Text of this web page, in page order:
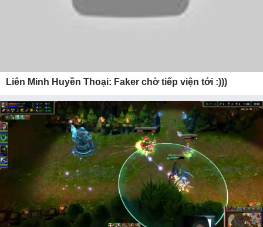
Liên Minh Huyền Thoại: Faker chờ tiếp viện tới :)))